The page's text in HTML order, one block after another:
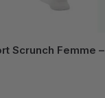
Scrunch Femme –